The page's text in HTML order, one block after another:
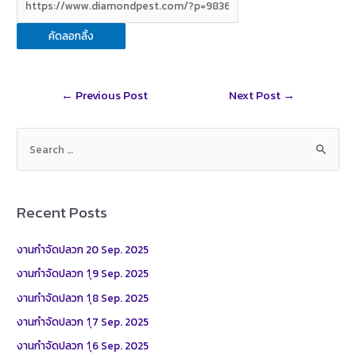
คัดลอกลิ้ง
← Previous Post Next Post →
h
:
Recent Posts
งานกำจัดปลวก 20 Sep. 2025
งานกำจัดปลวก 1ุ9 Sep. 2025
งานกำจัดปลวก 1ุ8 Sep. 2025
งานกำจัดปลวก 1ุ7 Sep. 2025
งานกำจัดปลวก 1ุ6 Sep. 2025